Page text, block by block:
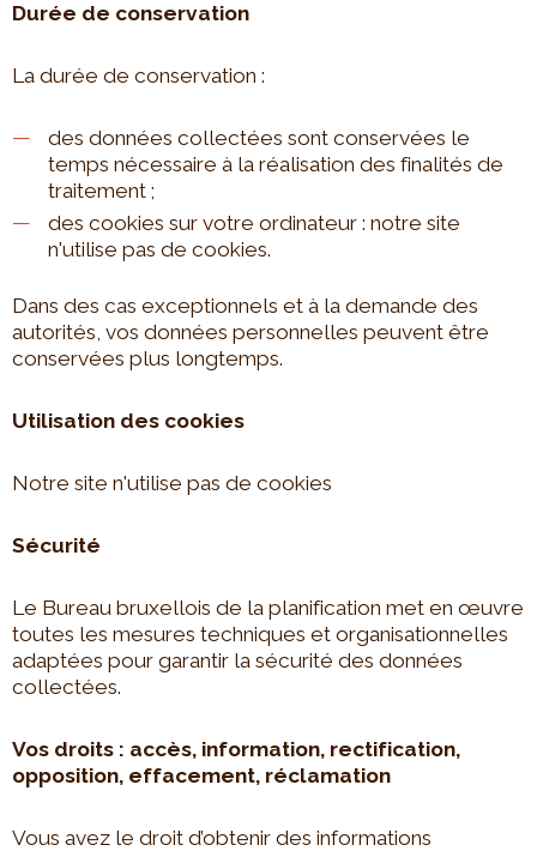
Durée de conservation
La durée de conservation :
des données collectées sont conservées le
temps nécessaire à la réalisation des finalités de
traitement ;
des cookies sur votre ordinateur : notre site
n'utilise pas de cookies.
Dans des cas exceptionnels et à la demande des
autorités, vos données personnelles peuvent être
conservées plus longtemps.
Utilisation des cookies
Notre site n'utilise pas de cookies
Sécurité
Le Bureau bruxellois de la planification met en œuvre
toutes les mesures techniques et organisationnelles
adaptées pour garantir la sécurité des données
collectées.
Vos droits : accès, information, rectification,
opposition, effacement, réclamation
Vous avez le droit d’obtenir des informations